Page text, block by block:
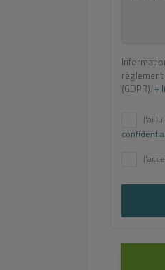
(GDPR). +
J'ai